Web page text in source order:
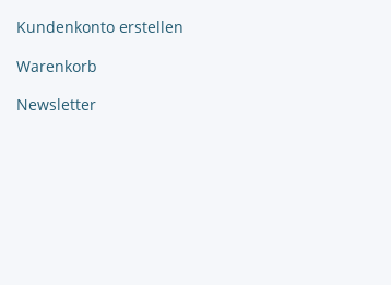
Kundenkonto erstellen
Warenkorb
Newsletter